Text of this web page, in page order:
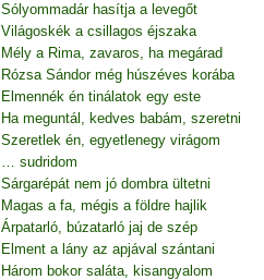
Sólyommadár hasítja a levegőt
Világoskék a csillagos éjszaka
Mély a Rima, zavaros, ha megárad
Rózsa Sándor még húszéves korába
Elmennék én tinálatok egy este
Ha meguntál, kedves babám, szeretni
Szeretlek én, egyetlenegy virágom
… sudridom
Sárgarépát nem jó dombra ültetni
Magas a fa, mégis a földre hajlik
Árpatarló, búzatarló jaj de szép
Elment a lány az apjával szántani
Három bokor saláta, kisangyalom